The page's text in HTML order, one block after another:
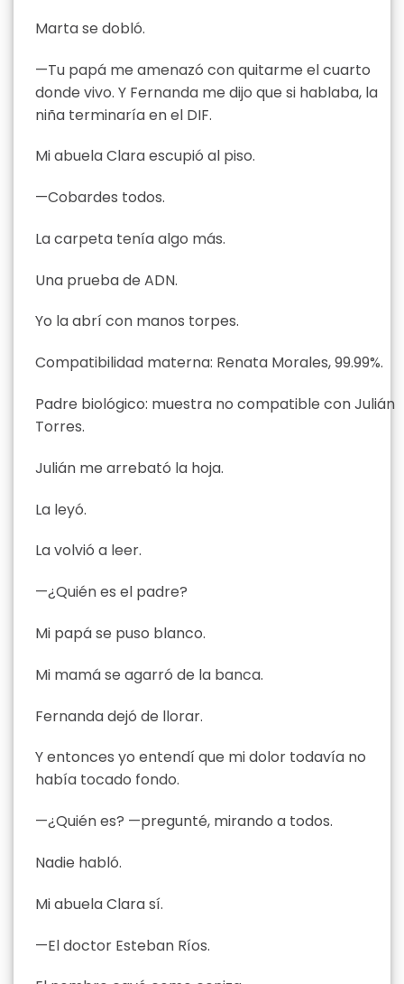
Marta se dobló.
—Tu papá me amenazó con quitarme el cuarto
donde vivo. Y Fernanda me dijo que si hablaba, la
niña terminaría en el DIF.
Mi abuela Clara escupió al piso.
—Cobardes todos.
La carpeta tenía algo más.
Una prueba de ADN.
Yo la abrí con manos torpes.
Compatibilidad materna: Renata Morales, 99.99%.
Padre biológico: muestra no compatible con Julián
Torres.
Julián me arrebató la hoja.
La leyó.
La volvió a leer.
—¿Quién es el padre?
Mi papá se puso blanco.
Mi mamá se agarró de la banca.
Fernanda dejó de llorar.
Y entonces yo entendí que mi dolor todavía no
había tocado fondo.
—¿Quién es? —pregunté, mirando a todos.
Nadie habló.
Mi abuela Clara sí.
—El doctor Esteban Ríos.